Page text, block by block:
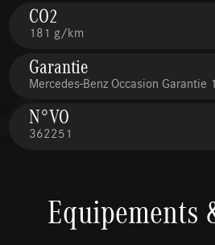
CO2
181 g/km
Garantie
Mercedes-Benz Occasion Garantie
N°VO
362251
Equipements